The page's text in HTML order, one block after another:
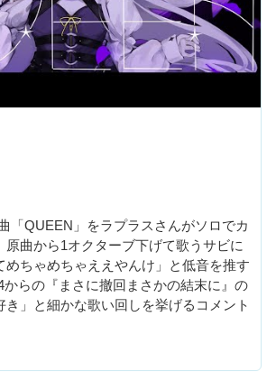
「QUEEN」をラプラスさんがソロでカ
原曲から1オクターブ下げて歌うサビに
めちゃめちゃええやんけ」と低音を推す
からの『まさに撤回まさかの結末に』の
き」と細かな歌い回しを挙げるコメント